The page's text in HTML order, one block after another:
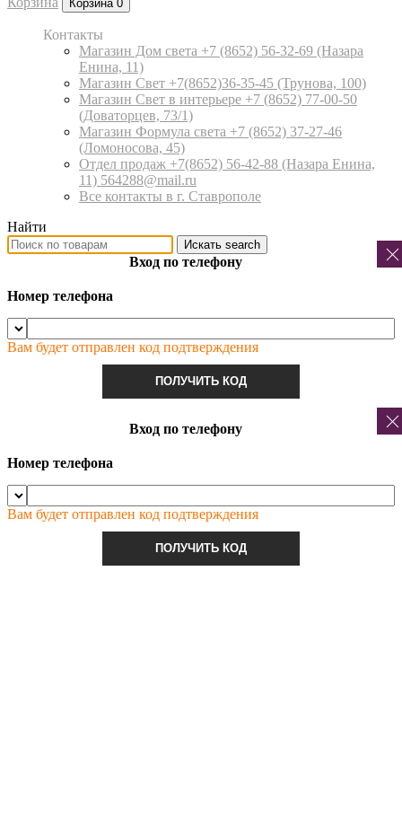
Корзина 0
Контакты
Магазин Дом света +7 (8652) 56-32-69 (Назара
Енина, 11)
Магазин Свет +7(8652)36-35-45 (Трунова, 100)
Магазин Свет в интерьере +7 (8652) 77-00-50
(Доваторцев, 73/1)
Магазин Формула света +7 (8652) 37-27-46
(Ломоносова, 45)
Отдел продаж +7(8652) 56-42-88 (Назара Енина,
11) 564288@mail.ru
Все контакты в г. Ставрополе
Найти
Искать search
Вход по телефону
Номер телефона
Вам будет отправлен код подтверждения
ПОЛУЧИТЬ КОД
Вход по телефону
Номер телефона
Вам будет отправлен код подтверждения
ПОЛУЧИТЬ КОД